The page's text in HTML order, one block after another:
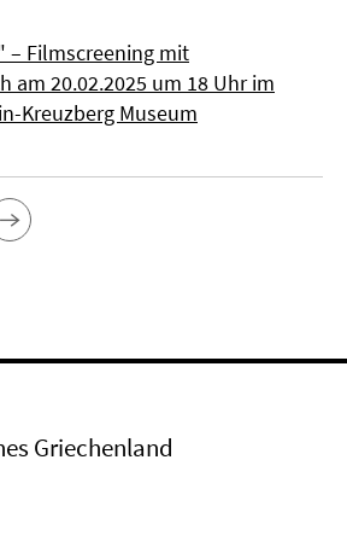
– Filmscreening mit
am 20.02.2025 um 18 Uhr im
Kreuzberg Museum
Griechenland